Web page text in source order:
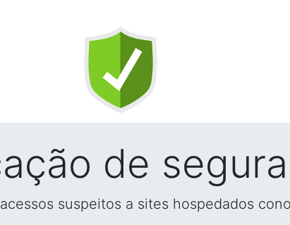
de
suspeitos a sites hospedados